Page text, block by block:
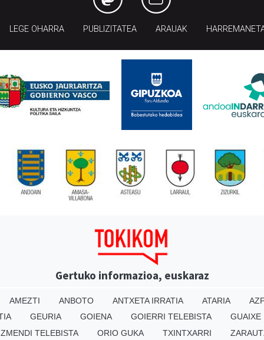
LEGE OHARRA PUBLIZITATEA ARAUAK
Gertuko informazioa, euskaraz
AMEZTI ANBOTO ANTXETA IRRATIA ATARIA
GEURIA GOIENA GOIERRI TELEBISTA
GUAIXE
TELEBISTA ORIO GUKA TXINTXARRI